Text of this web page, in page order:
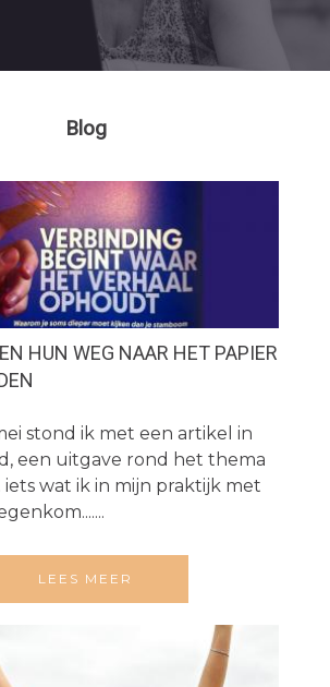
Blog
HUN WEG NAAR HET PAPIER
stond ik met een artikel in
een uitgave rond het thema
iets wat ik in mijn praktijk met
LEES MEER